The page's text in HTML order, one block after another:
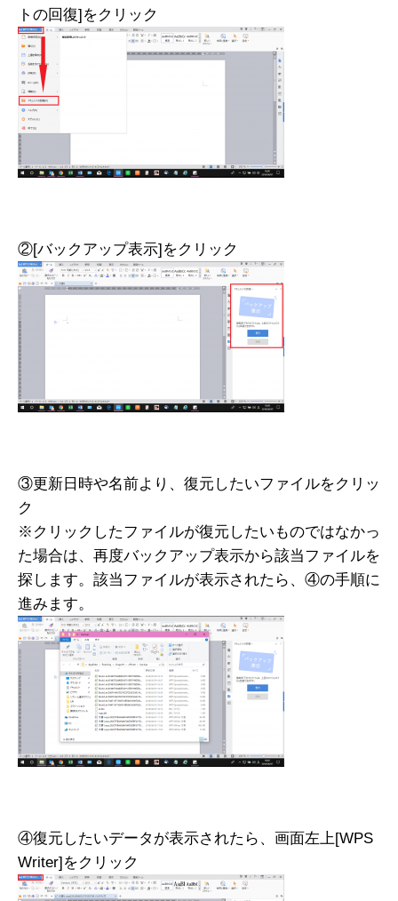
トの回復]をクリック
②[バックアップ表示]をクリック
③更新日時や名前より、復元したいファイルをクリッ
ク
※クリックしたファイルが復元したいものではなかっ
た場合は、再度バックアップ表示から該当ファイルを
探します。該当ファイルが表示されたら、④の手順に
進みます。
④復元したいデータが表示されたら、画面左上[WPS
Writer]をクリック